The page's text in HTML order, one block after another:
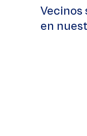
Vecinos
en